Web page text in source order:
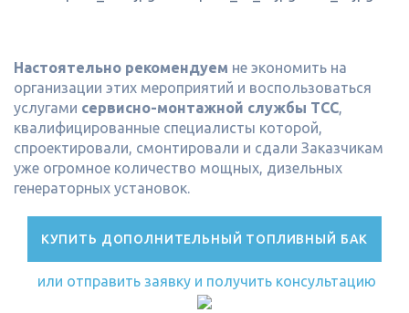
Настоятельно рекомендуем не экономить на
организации этих мероприятий и воспользоваться
услугами сервисно-монтажной службы ТСС,
квалифицированные специалисты которой,
спроектировали, смонтировали и сдали Заказчикам
уже огромное количество мощных, дизельных
генераторных установок.
КУПИТЬ ДОПОЛНИТЕЛЬНЫЙ ТОПЛИВНЫЙ БАК
или отправить заявку и получить консультацию